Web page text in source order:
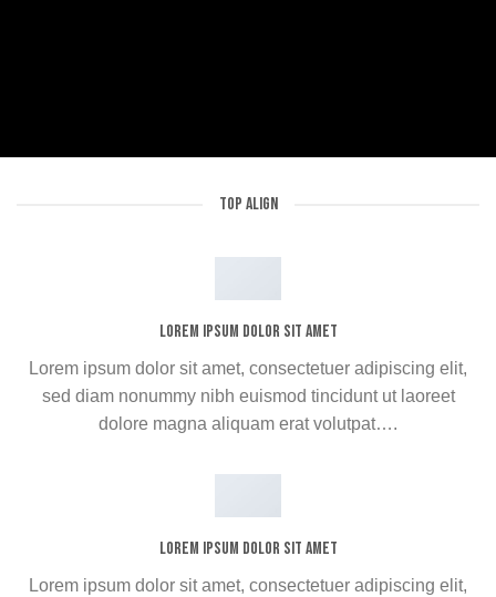
TOP ALIGN
Lorem ipsum dolor sit amet
Lorem ipsum dolor sit amet, consectetuer adipiscing elit,
sed diam nonummy nibh euismod tincidunt ut laoreet
dolore magna aliquam erat volutpat….
Lorem ipsum dolor sit amet
Lorem ipsum dolor sit amet, consectetuer adipiscing elit,